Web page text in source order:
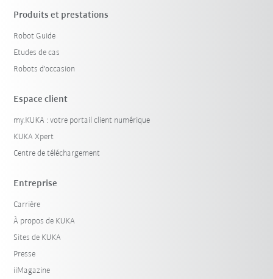
Produits et prestations
Robot Guide
Etudes de cas
Robots d'occasion
Espace client
my.KUKA : votre portail client numérique
KUKA Xpert
Centre de téléchargement
Entreprise
Carrière
À propos de KUKA
Sites de KUKA
Presse
iiMagazine